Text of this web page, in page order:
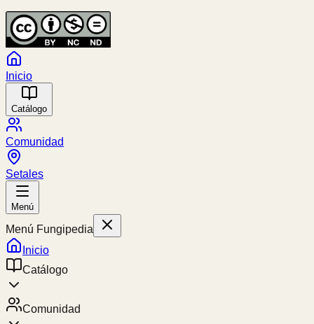
Inicio
Catálogo
Comunidad
Setales
Menú
Menú Fungipedia
Inicio
Catálogo
Comunidad